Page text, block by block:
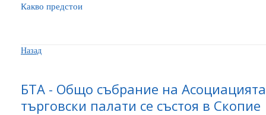
Какво предстои
Назад
БТА - Общо събрание на
търговски палати се състоя в Скопие